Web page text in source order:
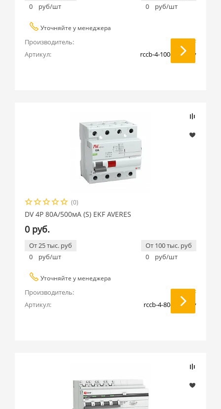
0
руб/шт
0
руб/шт
Уточняйте у менеджера
Производитель:
EKF
Артикул:
rccb-4-100-500-s-av
(0)
DV 4P 80А/500мА (S) EKF AVERES
0 руб.
От 25 тыс. руб
0
руб/шт
От 100 тыс. руб
0
руб/шт
Уточняйте у менеджера
Производитель:
EKF
Артикул:
rccb-4-80-500-s-av